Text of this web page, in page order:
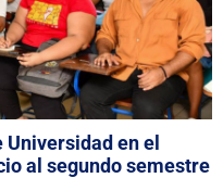
en el
al segundo semestre